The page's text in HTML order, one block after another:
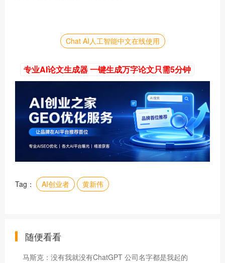
Chat AI人工智能中文在线使用
专业AI论文生成器 一键生成万字论文只需5分钟
Tag： AI创业者 黄新伟
随便看看
马斯克：没有我就没有ChatGPT 公司名字都是我起的